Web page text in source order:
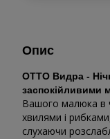
Опис
ОТТО Видра -
заспокійливими
Вашого малюка в
хвилями і
слухаючи